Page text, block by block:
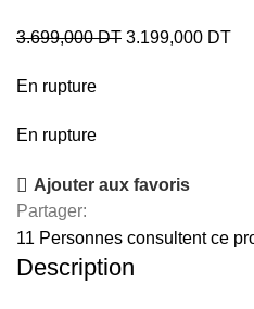
3.699,000DT 3.199,000 DT
En rupture
En rupture
Ajouter aux favoris
Partager:
11 Personnes consultent ce
Description